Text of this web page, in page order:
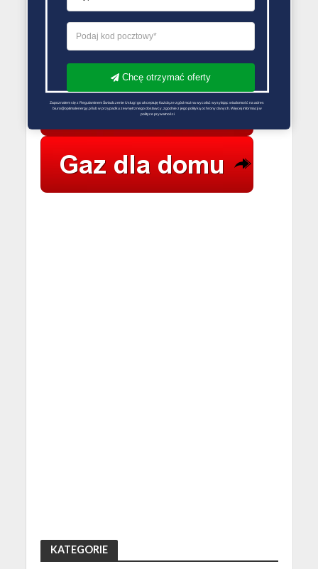
technicznych
PORÓWNYWARKA OFERT GAZU
KATEGORIE
Chcę otrzymać oferty
Zapoznałem się z Regulaminem Świadczenie Usług i go akceptuję Każdą ze zgód można wycofać wysyłając wiadomość na adres
biuro@optimalenergy.pl lub w przypadku zewnętrznego dostawcy, zgodnie z jego polityką ochrony danych. Więcej informacji w
polityce prywatności